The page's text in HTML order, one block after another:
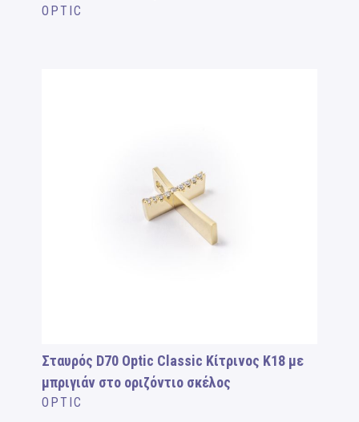
OPTIC
Σταυρός D70 Optic Classic Κίτρινος Κ18 με
μπριγιάν στο οριζόντιο σκέλος
OPTIC